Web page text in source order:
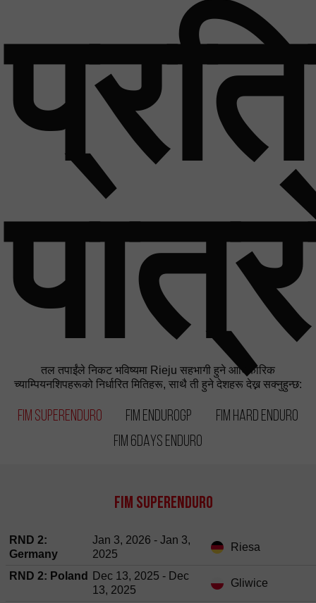
तल तपाईंले निकट भविष्यमा Rieju सहभागी हुने आधिकारिक
च्याम्पियनशिपहरूको निर्धारित मितिहरू, साथै ती हुने देशहरू देख्न सक्नुहुन्छ:
FIM SuperEnduro FIM EnduroGP
FIM Hard Enduro
FIM 6DAYS Enduro
FIM SuperEnduro
RND 2:
Germany
Jan 3, 2026 - Jan 3,
2025
Riesa
RND 2: Poland
Dec 13, 2025 - Dec
13, 2025
Gliwice